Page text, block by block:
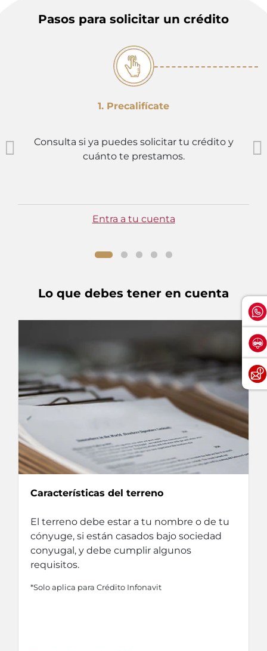
Pasos para solicitar un crédito
1. Precalifícate
Consulta si ya puedes solicitar tu crédito y
cuánto te prestamos.
Entra a tu cuenta
Lo que debes tener en cuenta
Características del terreno
El terreno debe estar a tu nombre o de tu
cónyuge, si están casados bajo sociedad
conyugal, y debe cumplir algunos
requisitos.
*Solo aplica para Crédito Infonavit